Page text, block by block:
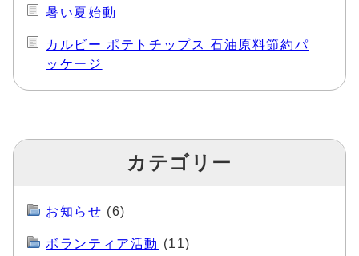
暑い夏始動
カルビー ポテトチップス 石油原料節約パ
ッケージ
カテゴリー
お知らせ (6)
ボランティア活動 (11)